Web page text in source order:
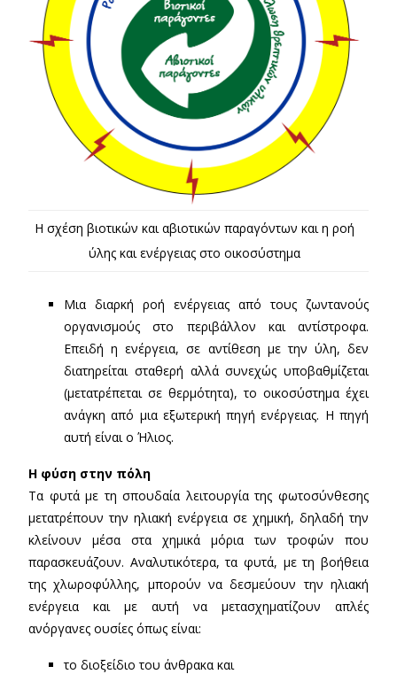
Η σχέση βιοτικών και αβιοτικών παραγόντων και η ροή
ύλης και ενέργειας στο οικοσύστημα
Μια διαρκή ροή ενέργειας από τους ζωντανούς
οργανισμούς στο περιβάλλον και αντίστροφα.
Επειδή η ενέργεια, σε αντίθεση με την ύλη, δεν
διατηρείται σταθερή αλλά συνεχώς υποβαθμίζεται
(μετατρέπεται σε θερμότητα), το οικοσύστημα έχει
ανάγκη από μια εξωτερική πηγή ενέργειας. Η πηγή
αυτή είναι ο Ήλιος.
Η φύση στην πόλη
Τα φυτά με τη σπουδαία λειτουργία της φωτοσύνθεσης
μετατρέπουν την ηλιακή ενέργεια σε χημική, δηλαδή την
κλείνουν μέσα στα χημικά μόρια των τροφών που
παρασκευάζουν. Αναλυτικότερα, τα φυτά, με τη βοήθεια
της χλωροφύλλης, μπορούν να δεσμεύουν την ηλιακή
ενέργεια και με αυτή να μετασχηματίζουν απλές
ανόργανες ουσίες όπως είναι:
το διοξείδιο του άνθρακα και